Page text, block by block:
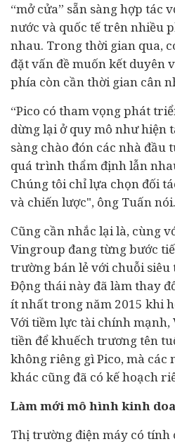
“mở cửa” sẵn sàng hợp tác
nước và quốc tế trên nhiều
nhau. Trong thời gian qua,
đặt vấn đề muốn kết duyên
phía còn cần thời gian cân
“Pico có tham vọng phát
dừng lại ở quy mô như hiện
sàng chào đón các nhà đầu
quá trình thẩm định lẫn
Chúng tôi chỉ lựa chọn đối
và chiến lược", ông Tuấn nói.
Cũng cần nhắc lại là, cùng
Vingroup đang từng bước
trường bán lẻ với chuỗi
Động thái này đã làm thay
ít nhất trong năm 2015 khi
Với tiềm lực tài chínhmạnh,
tiền để khuếch trương tên
không riêng gì Pico, mà các
khác cũng đã có kế hoạch
Làm mới mô hình kinh
Thị trường điện máy có